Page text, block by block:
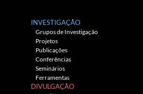
INVESTIGAÇÃO
Grupos de Investigação
Projetos
Publicações
Conferências
Seminários
Ferramentas
DIVULGAÇÃO